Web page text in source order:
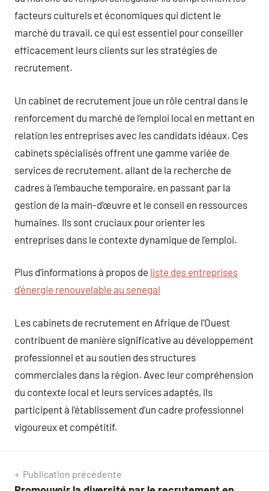
facteurs culturels et économiques qui dictent le
marché du travail, ce qui est essentiel pour conseiller
efficacement leurs clients sur les stratégies de
recrutement.
Un cabinet de recrutement joue un rôle central dans le
renforcement du marché de l’emploi local en mettant en
relation les entreprises avec les candidats idéaux. Ces
cabinets spécialisés offrent une gamme variée de
services de recrutement, allant de la recherche de
cadres à l’embauche temporaire, en passant par la
gestion de la main-d’œuvre et le conseil en ressources
humaines. Ils sont cruciaux pour orienter les
entreprises dans le contexte dynamique de l’emploi.
Plus d’informations à propos de liste des entreprises
d’énergie renouvelable au senegal
Les cabinets de recrutement en Afrique de l’Ouest
contribuent de manière significative au développement
professionnel et au soutien des structures
commerciales dans la région. Avec leur compréhension
du contexte local et leurs services adaptés, ils
participent à l’établissement d’un cadre professionnel
vigoureux et compétitif.
Navigation
Publication précédente